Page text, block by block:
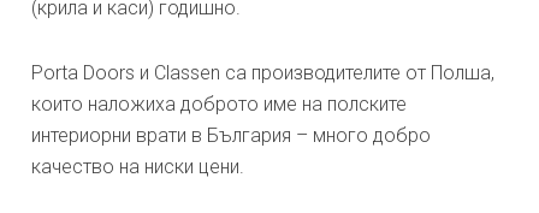
(крила и каси) годишно.
Porta Doors и Classen са производителите от Полша,
които наложиха доброто име на полските
интериорни врати в България – много добро
качество на ниски цени.